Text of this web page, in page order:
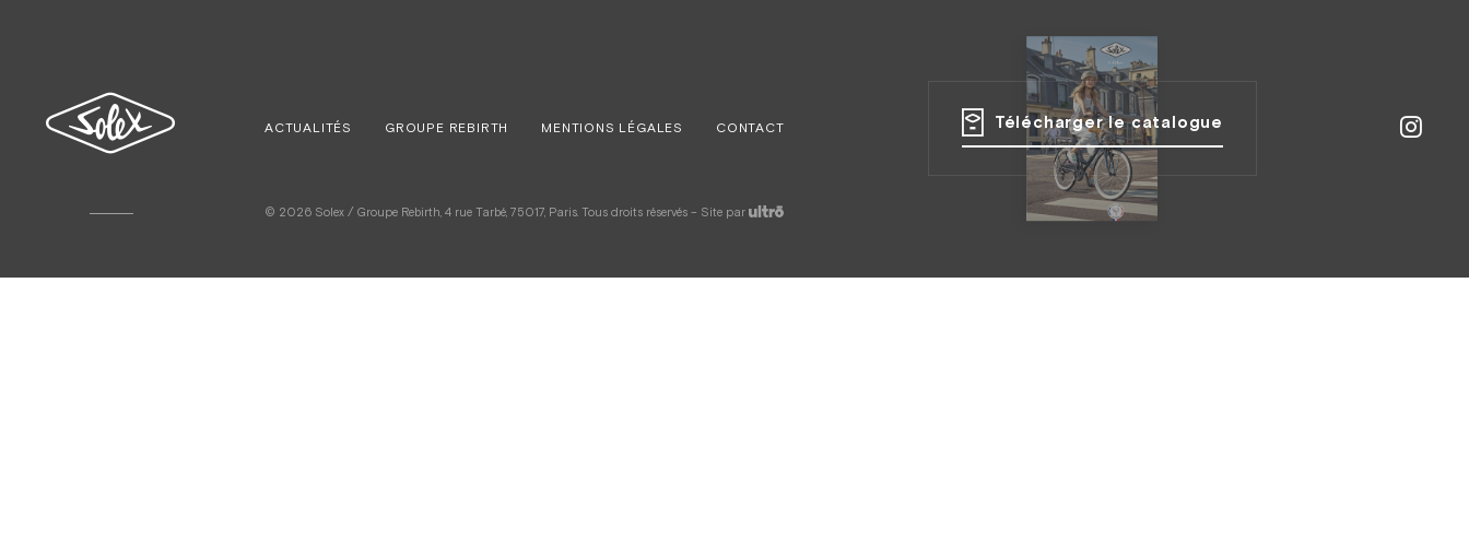
ACTUALITÉS GROUPE REBIRTH MENTIONS LÉGALES CONTACT Télécharger le catalogue
© 2026 Solex / Groupe Rebirth, 4 rue Tarbé, 75017, Paris. Tous droits réservés – Site par